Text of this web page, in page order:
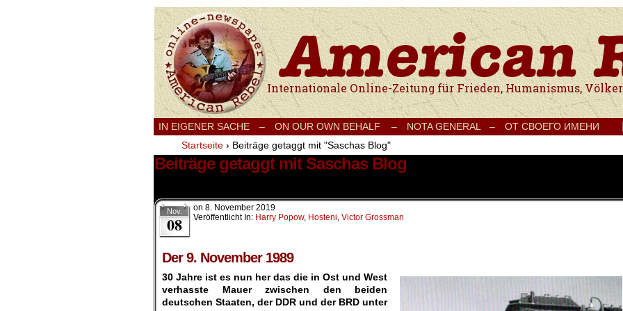
Internationale Onlinezeitung für Frieden, Humanismus, Völkerverständigung und
IN EIGENER SACHE – ON OUR OWN BEHALF – NOTA GENERAL – ОТ СВОЕГО ИМЕНИ
Startseite › Beiträge getaggt mit "Saschas Blog"
Beiträge getaggt mit Saschas Blog
Nov.
08
on 8. November 2019
Veröffentlicht In: Harry Popow, Hosteni, Victor Grossman
Der 9. November 1989
30 Jahre ist es nun her das die in Ost und West
verhasste Mauer zwischen den beiden
deutschen Staaten, der DDR und der BRD unter